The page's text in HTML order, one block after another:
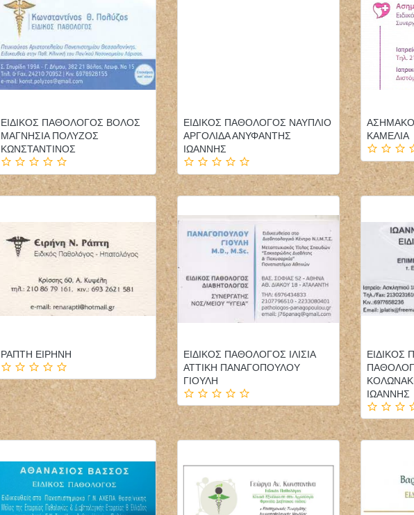
ΕΙΔΙΚΟΣ ΠΑΘΟΛΟΓΟΣ ΒΟΛΟΣ
ΜΑΓΝΗΣΙΑ ΠΟΛΥΖΟΣ
ΚΩΝΣΤΑΝΤΙΝΟΣ
ΕΙΔΙΚΟΣ ΠΑΘΟΛΟΓΟΣ ΝΑΥΠΛΙΟ
ΑΡΓΟΛΙΔΑ ΑΝΥΦΑΝΤΗΣ
ΙΩΑΝΝΗΣ
ΚΑΜΕΛΙΑ
ΡΑΠΤΗ ΕΙΡΗΝΗ
ΕΙΔΙΚΟΣ ΠΑΘΟΛΟΓΟΣ ΙΛΙΣΙΑ
ΑΤΤΙΚΗ ΠΑΝΑΓΟΠΟΥΛΟΥ
ΓΙΟΥΛΗ
ΕΙΔΙΚΟΣ
ΙΩΑΝΝΗΣ
ΦΥΣΙΚΟΘΕΡΑΠΕΥΤΗΣ
ΦΥΣΙΚΟΘΕΡΑΠΕΙΑ
PHYSIOACTIVE
ΠΟΛΥΓΥΡΟΣ ΧΑΛΚΙΔΙΚΗ
ΤΣΙΑΡΑΣ ΚΩΝΣΤΑΝΤΙΝΟΣ
ΠΑΙΔΙΑΤΡΟΣ ΕΠΙΣΚΕΨΕΙΣ
ΠΑΓΩΝΗΣ ΙΩΑΝΝΗΣ